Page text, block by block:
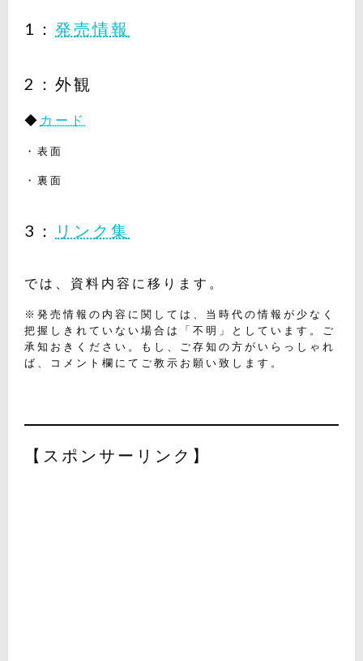
1： 発売情報
2：外観
◆ カード
・表面
・裏面
3： リンク集
では、資料内容に移ります。
※発売情報の内容に関しては、当時代の情報が少なく
把握しきれていない場合は「不明」としています。ご
承知おきください。もし、ご存知の方がいらっしゃれ
ば、コメント欄にてご教示お願い致します。
【スポンサーリンク】